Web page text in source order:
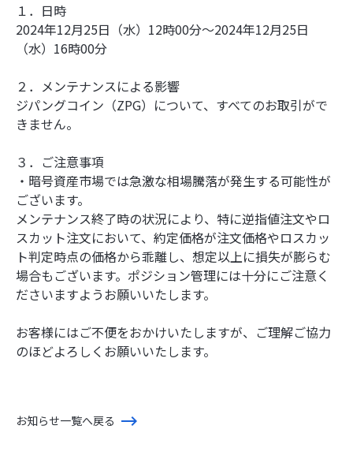
１．日時
2024年12月25日（水）12時00分～2024年12月25日
（水）16時00分
２．メンテナンスによる影響
ジパングコイン（ZPG）について、すべてのお取引がで
きません。
３．ご注意事項
・暗号資産市場では急激な相場騰落が発生する可能性が
ございます。
メンテナンス終了時の状況により、特に逆指値注文やロ
スカット注文において、約定価格が注文価格やロスカッ
ト判定時点の価格から乖離し、想定以上に損失が膨らむ
場合もございます。ポジション管理には十分にご注意く
ださいますようお願いいたします。
お客様にはご不便をおかけいたしますが、ご理解ご協力
のほどよろしくお願いいたします。
お知らせ一覧へ戻る